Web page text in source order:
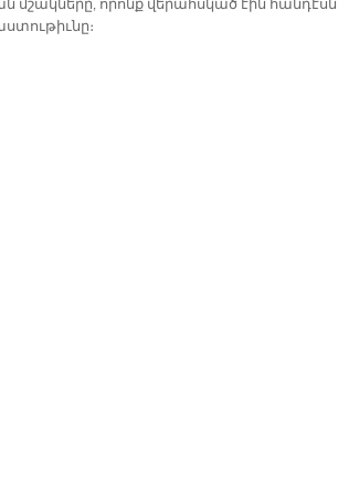
մշակները, որոնք վերահսկած էին